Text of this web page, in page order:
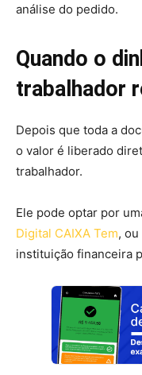
análise do pedido.
Quando o
trabalhador
Depois que toda a
o valor é liberado
trabalhador.
Ele pode optar por
Digital CAIXA Tem,
instituição financeira